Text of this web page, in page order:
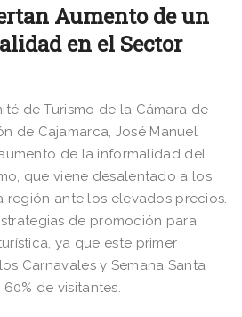
Aumento de un
en el Sector
de Turismo de la Cámara de
de Cajamarca, José Manuel
de la informalidad del
que viene desalentado a los
región ante los elevados precios.
de promoción para
ya que este primer
Carnavales y Semana Santa
de visitantes.